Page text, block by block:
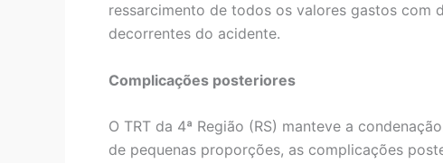
ressarcimento de todos os valores gastos com
decorrentes do acidente.
Complicações posteriores
O TRT da 4ª Região (RS) manteve a
de pequenas proporções, as complicações